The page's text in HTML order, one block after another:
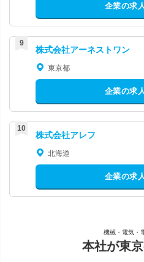
企業の求
株式会社アーネストワン
東京都
企業の求
株式会社アレフ
北海道
企業の求
機械・電気・
本社が東